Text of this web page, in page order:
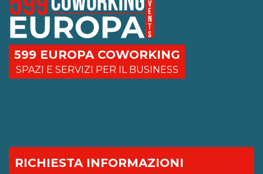
599 EUROPA COWORKING
SPAZI E SERVIZI PER IL BUSINESS
RICHIESTA INFORMAZIONI